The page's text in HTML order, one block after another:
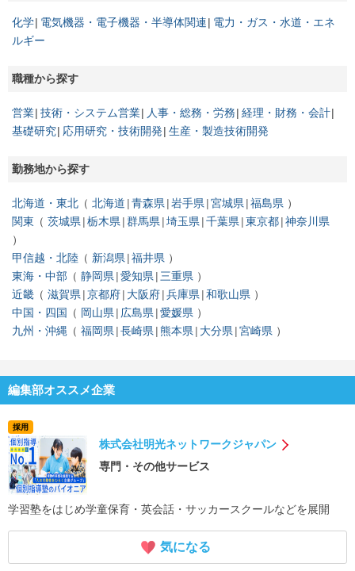
化学 電気機器・電子機器・半導体関連
電力・ガス・水道・エネ
ルギー
職種から探す
営業 技術・システム営業 人事・総務・労務 経理・財務・会計
基礎研究 応用研究・技術開発 生産・製造技術開発
勤務地から探す
北海道・東北 北海道 青森県 岩手県 宮城県 福島県
関東
茨城県 栃木県 群馬県 埼玉県 千葉県 東京都 神奈川県
甲信越・北陸 新潟県 福井県
東海・中部
静岡県 愛知県
三重県
近畿
滋賀県 京都府 大阪府 兵庫県 和歌山県
中国・四国
岡山県 広島県 愛媛県
九州・沖縄
福岡県 長崎県 熊本県 大分県 宮崎県
編集部オススメ企業
採用
株式会社明光ネットワークジャパン
専門・その他サービス
学習塾をはじめ学童保育・英会話・サッカースクールなどを展開
気になる